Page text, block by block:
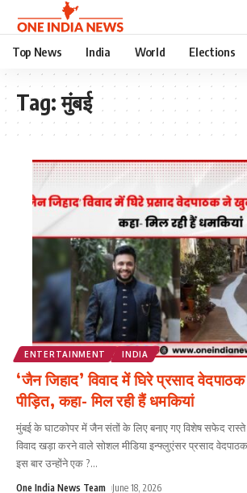
Top News India World Elections
Tag:मुंबई
ENTERTAINMENT INDIA
‘जैन जिहाद’ विवाद में घिरे प्रसाद
पीड़ित, कहा- मिल रही हैं धमकियां
मुंबई के घाटकोपर में जैन संतों के लिए बनाए गए विशेष सफेद रास्ते
विवाद खड़ा करने वाले सोशल मीडिया इन्फ्लुएंसर प्रसाद
इस बार उन्होंने एक ?...
One India News Team June 18, 2026